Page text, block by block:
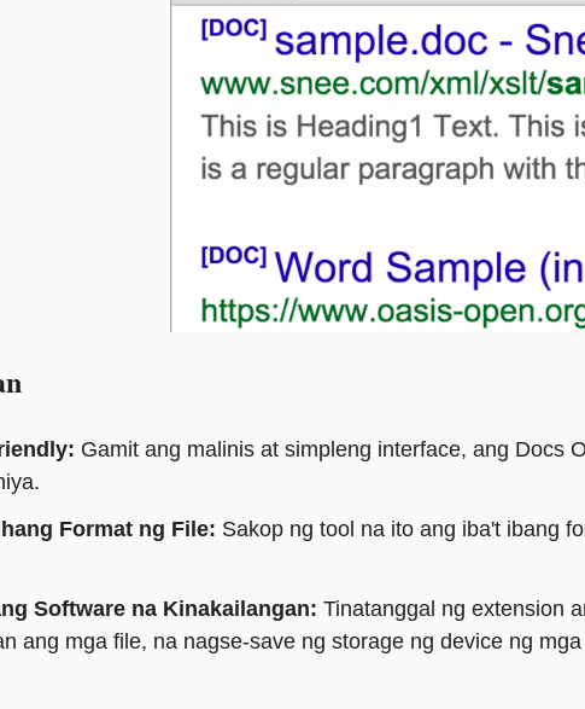
Gamit ang malinis at simpleng interface, ang Docs
Format ng File: Sakop ng tool na ito ang iba't ibang
Software na Kinakailangan: Tinatanggal ng extension
ang mga file, na nagse-save ng storage ng device ng mga